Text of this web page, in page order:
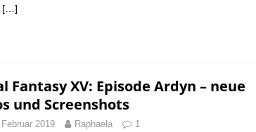
nördliche Kreszentia – Fork-Turm: Magie – Boss 4: Index (Normal)
[…]
Fantasy XV: Episode Ardyn – neue
und Screenshots
2019 Raphaela 1